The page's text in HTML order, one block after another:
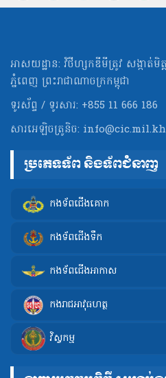
អាសយដ្ឋាន: វិថីហ្សកឌីមីត្រូវ សង្កាត់មិត្
ភ្នំពេញ ព្រះរាជាណាចក្រកម្ពុជា
ទូរស័ព្ទ / ទូរសារ: +855 11 666 186
សារអេឡិចត្រូនិច: info@cic.mil.kh
ប្រភេទទ័ព និងទ័ពជំនាញ
កងទ័ពជើងគោក
កងទ័ពជើងទឹក
កងទ័ពជើងអាកាស
កងរាជអាវុធហត្ថ
វិស្វកម្ម